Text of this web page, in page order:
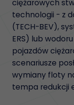
ciężarowych
technologii - z
(TECH-BEV),
ERS) lub
pojazdów
scenariusze
wymiany floty
tempa redukcji